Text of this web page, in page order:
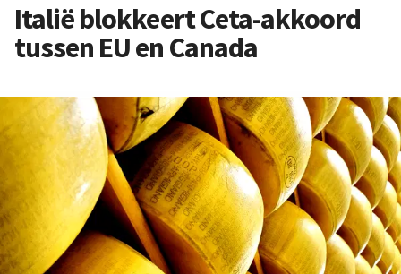
Italië blokkeert Ceta-akkoord
tussen EU en Canada